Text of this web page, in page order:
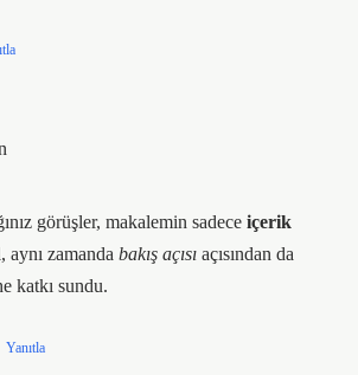
görüşler, makalemin sadece içerik
aynı zamanda bakış açısı açısından da
katkı sundu.
Yanıtla